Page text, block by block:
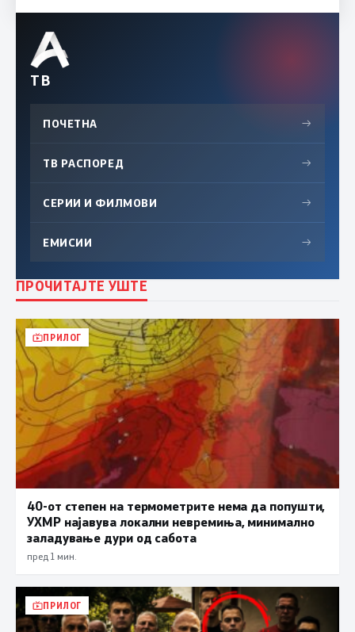
ТВ
ПОЧЕТНА →
ТВ РАСПОРЕД →
СЕРИИ И ФИЛМОВИ →
ЕМИСИИ →
ПРОЧИТАЈТЕ УШТЕ
ПРИЛОГ
40-от степен на термометрите нема да попушти,
УХМР најавува локални невремиња, минимално
заладување дури од сабота
пред 1 мин.
ПРИЛОГ